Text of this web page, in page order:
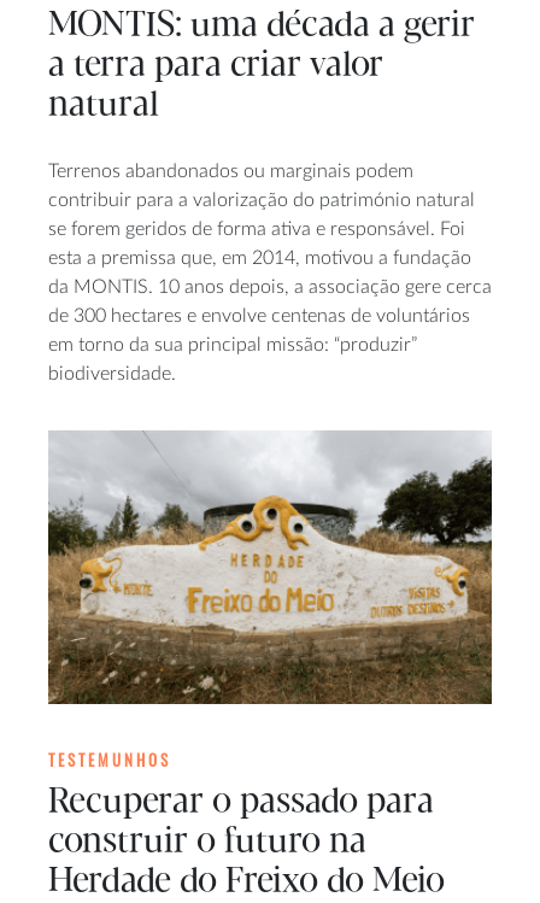
MONTIS: uma década a gerir
a terra para criar valor
natural
Terrenos abandonados ou marginais podem
contribuir para a valorização do património natural
se forem geridos de forma ativa e responsável. Foi
esta a premissa que, em 2014, motivou a fundação
da MONTIS. 10 anos depois, a associação gere cerca
de 300 hectares e envolve centenas de voluntários
em torno da sua principal missão: “produzir”
biodiversidade.
TESTEMUNHOS
Recuperar o passado para
construir o futuro na
Herdade do Freixo do Meio